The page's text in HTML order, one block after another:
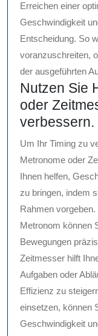
Erreichen einer
Geschwindigkeit
Entscheidung. So
voranzuschreiten,
der ausgeführten
Nutzen Sie
oder
verbessern.
Um Ihr Timing zu
Metronome oder
Ihnen helfen,
zu bringen, indem
Rahmen
Metronom können
Bewegungen
Zeitmesser hilft
Aufgaben oder
Effizienz zu
einsetzen, können
Geschwindigkeit